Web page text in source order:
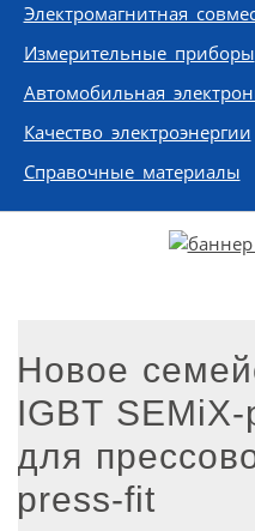
Электромагнитная
Измерительные приборы
Автомобильная
Качество электроэнергии
Справочные материалы
Новое
IGBT
для
press-fit